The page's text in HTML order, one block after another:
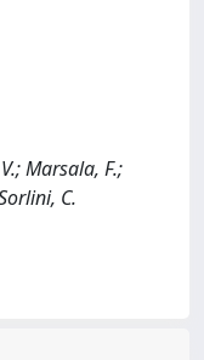
Marsala, F.;
C.